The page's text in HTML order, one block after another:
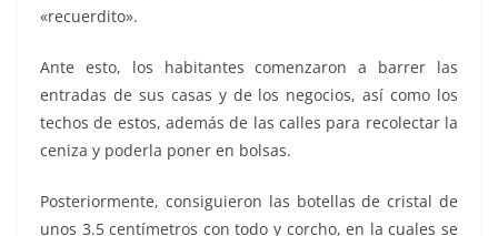
«recuerdito».
Ante esto, los habitantes comenzaron a barrer las
entradas de sus casas y de los negocios, así como los
techos de estos, además de las calles para recolectar la
ceniza y poderla poner en bolsas.
Posteriormente, consiguieron las botellas de cristal de
unos 3.5 centímetros con todo y corcho, en la cuales se